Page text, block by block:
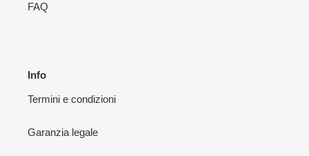
FAQ
Info
Termini e condizioni
Garanzia legale